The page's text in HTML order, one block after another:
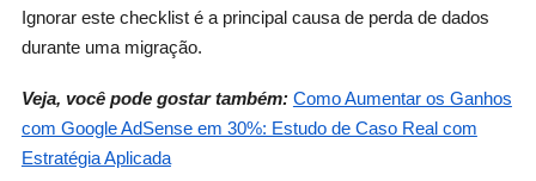
Ignorar este checklist é a principal causa de perda de dados
durante uma migração.
Veja, você pode gostar também: Como Aumentar os Ganhos
com Google AdSense em 30%: Estudo de Caso Real com
Estratégia Aplicada